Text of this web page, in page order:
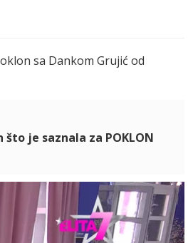
sa Dankom Grujić od
što je saznala za POKLON